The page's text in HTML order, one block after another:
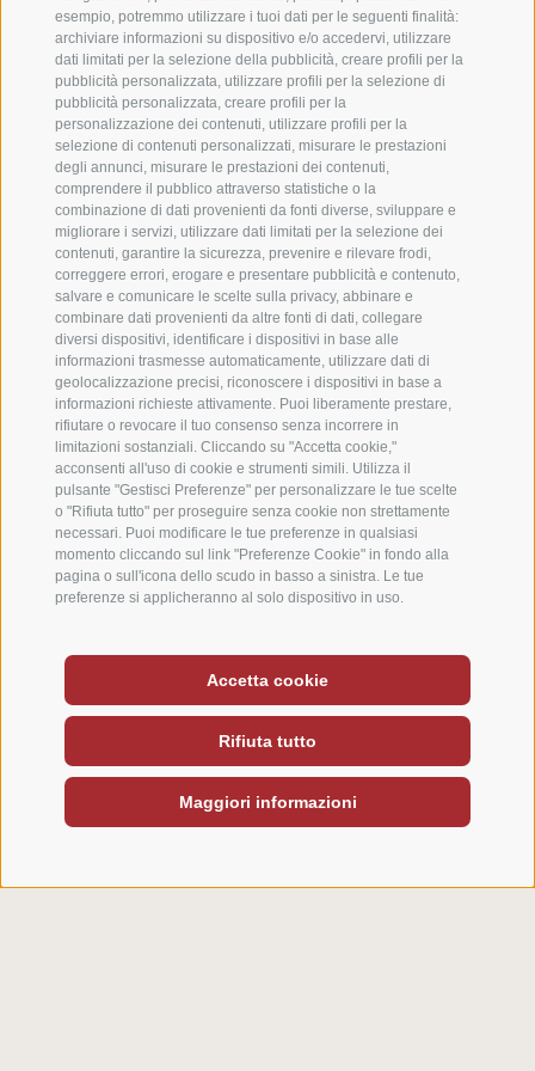
esempio, potremmo utilizzare i tuoi dati per le seguenti finalità:
archiviare informazioni su dispositivo e/o accedervi, utilizzare
dati limitati per la selezione della pubblicità, creare profili per la
pubblicità personalizzata, utilizzare profili per la selezione di
pubblicità personalizzata, creare profili per la
personalizzazione dei contenuti, utilizzare profili per la
selezione di contenuti personalizzati, misurare le prestazioni
degli annunci, misurare le prestazioni dei contenuti,
comprendere il pubblico attraverso statistiche o la
combinazione di dati provenienti da fonti diverse, sviluppare e
migliorare i servizi, utilizzare dati limitati per la selezione dei
contenuti, garantire la sicurezza, prevenire e rilevare frodi,
correggere errori, erogare e presentare pubblicità e contenuto,
salvare e comunicare le scelte sulla privacy, abbinare e
combinare dati provenienti da altre fonti di dati, collegare
diversi dispositivi, identificare i dispositivi in base alle
informazioni trasmesse automaticamente, utilizzare dati di
geolocalizzazione precisi, riconoscere i dispositivi in base a
informazioni richieste attivamente. Puoi liberamente prestare,
rifiutare o revocare il tuo consenso senza incorrere in
limitazioni sostanziali. Cliccando su "Accetta cookie,"
acconsenti all'uso di cookie e strumenti simili. Utilizza il
pulsante "Gestisci Preferenze" per personalizzare le tue scelte
o "Rifiuta tutto" per proseguire senza cookie non strettamente
necessari. Puoi modificare le tue preferenze in qualsiasi
momento cliccando sul link "Preferenze Cookie" in fondo alla
pagina o sull'icona dello scudo in basso a sinistra. Le tue
preferenze si applicheranno al solo dispositivo in uso.
Accetta cookie
Rifiuta tutto
Maggiori informazioni
digitalizzazione di riscaldamento e
ventilazione. Lampadine a risparmio
energetico e sistemi WC a basso consumo
d’acqua.
Riduzione dei rifiuti ed
eliminazione della plastica:
insieme ai nostri ospiti e collaboratori.
Nessun cosmetico monouso nelle camere.
Minore consumo di
risorse:
riduciamo detergenti e cambi biancheria
dove ha senso farlo. Pulizia flessibile delle
camere e cambio asciugamani su richiesta
Promozione dei circuiti
regionali:
prodotti, fornitori e artigiani locali e
regionali. Simply Friday: venerdì proposta